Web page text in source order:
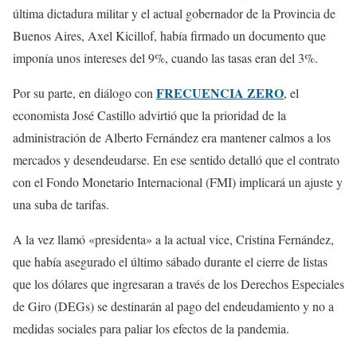
última dictadura militar y el actual gobernador de la Provincia de
Buenos Aires, Axel Kicillof, había firmado un documento que
imponía unos intereses del 9%, cuando las tasas eran del 3%.
Por su parte, en diálogo con FRECUENCIA ZERO, el
economista José Castillo advirtió que la prioridad de la
administración de Alberto Fernández era mantener calmos a los
mercados y desendeudarse. En ese sentido detalló que el contrato
con el Fondo Monetario Internacional (FMI) implicará un ajuste y
una suba de tarifas.
A la vez llamó «presidenta» a la actual vice, Cristina Fernández,
que había asegurado el último sábado durante el cierre de listas
que los dólares que ingresaran a través de los Derechos Especiales
de Giro (DEGs) se destinarán al pago del endeudamiento y no a
medidas sociales para paliar los efectos de la pandemia.